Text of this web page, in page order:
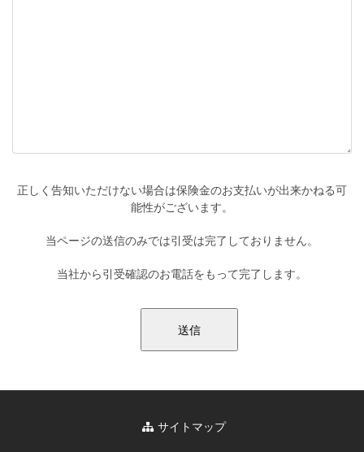
正しく告知いただけない場合は保険金のお支払いが出来かねる可
能性がございます。
当ページの送信のみでは引受は完了しておりません。
当社から引受確認のお電話をもって完了します。
サイトマップ